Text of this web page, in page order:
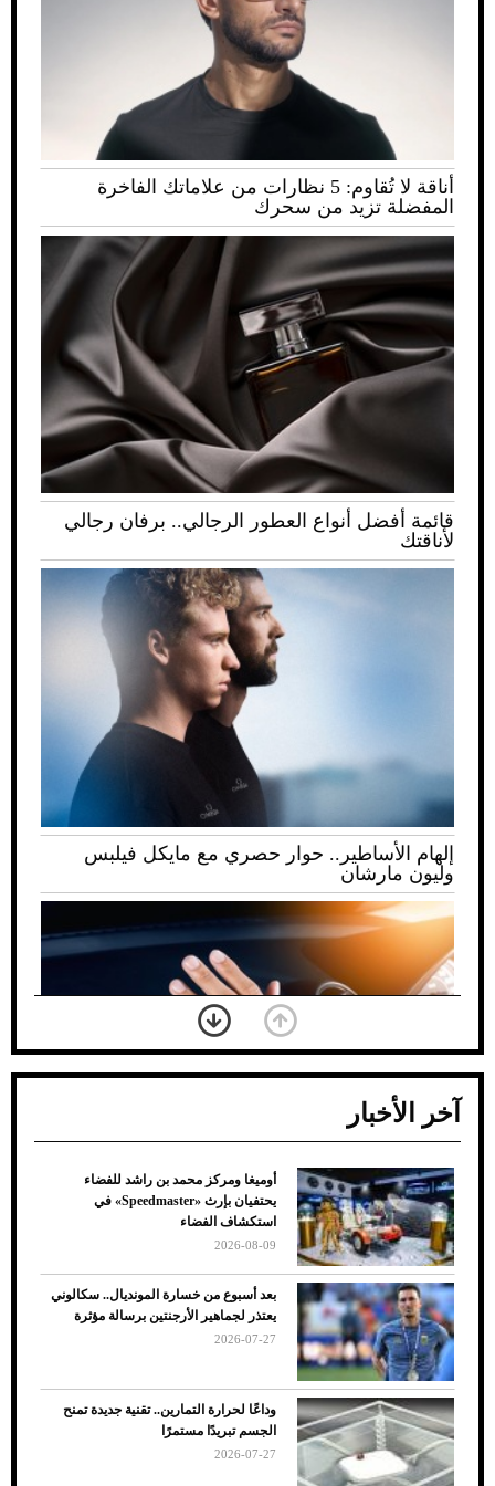
أناقة لا تُقاوم: 5 نظارات من علاماتك الفاخرة
المفضلة تزيد من سحرك
قائمة أفضل أنواع العطور الرجالي.. برفان رجالي
لأناقتك
إلهام الأساطير.. حوار حصري مع مايكل فيلبس
وليون مارشان
ضعف تبريد مكيف السيارة عند الوقوف.. أشهر
الأسباب والحلول
آخر الأخبار
أوميغا ومركز محمد بن راشد للفضاء
يحتفيان بإرث «Speedmaster» في
استكشاف الفضاء
2026-08-09
بعد أسبوع من خسارة المونديال.. سكالوني
يعتذر لجماهير الأرجنتين برسالة مؤثرة
2026-07-27
وداعًا لحرارة التمارين.. تقنية جديدة تمنح
الجسم تبريدًا مستمرًا
2026-07-27